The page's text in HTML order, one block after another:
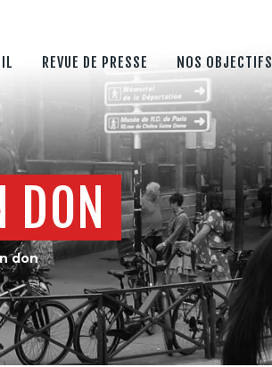
REVUE DE PRESSE NOS OBJECTIFS
DON
don
MON FLIC